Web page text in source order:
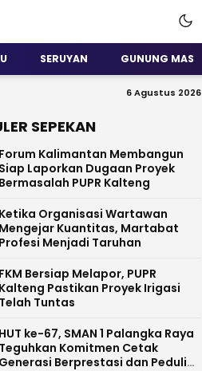
SERUYAN GUNUNG MAS
6 Agustus 2026
SEPEKAN
Forum Kalimantan Membangun
Siap Laporkan Dugaan Proyek
Bermasalah PUPR Kalteng
Ketika Organisasi Wartawan
Mengejar Kuantitas, Martabat
Profesi Menjadi Taruhan
FKM Bersiap Melapor, PUPR
Kalteng Pastikan Proyek Irigasi
Telah Tuntas
HUT ke-67, SMAN 1 Palangka Raya
Teguhkan Komitmen Cetak
Generasi Berprestasi dan Peduli